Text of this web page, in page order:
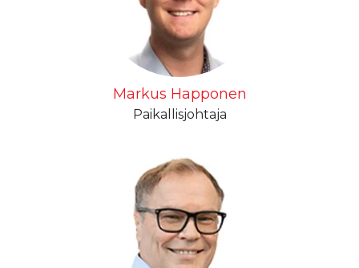
Markus Happonen
Paikallisjohtaja